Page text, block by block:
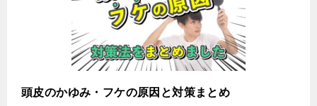
頭皮のかゆみ・フケの原因と対策まとめ